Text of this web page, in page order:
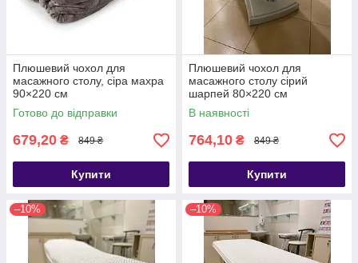
Плюшевий чохол для
масажного столу, сіра махра
90×220 см
Готово до відправки
679,20 ₴ 849 ₴
Купити
Плюшевий чохол для
масажного столу сірий
шарпей 80×220 см
В наявності
764,10 ₴ 849 ₴
Купити
–10% –10%